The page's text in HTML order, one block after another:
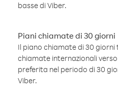
basse di Viber.
Piani chiamate di 30 giorni
Il piano chiamate di 30 giorni
chiamate internazionali
preferita nel periodo di 30
Viber.